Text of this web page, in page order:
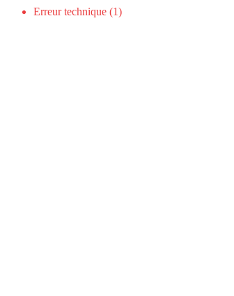
Erreur technique (1)